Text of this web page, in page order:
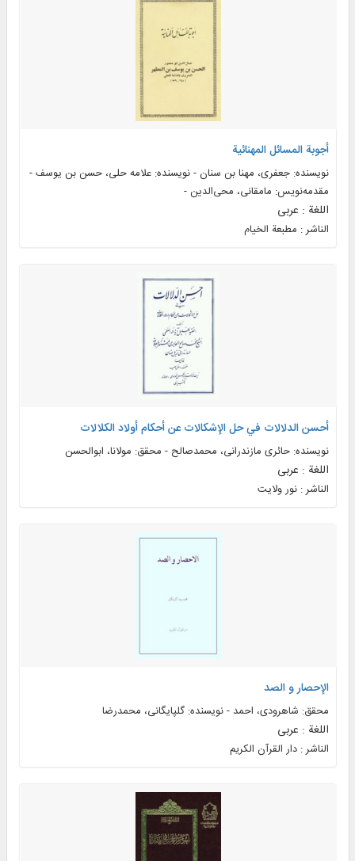
أجوبة المسائل المهنائیة
نویسنده: جعفری، مهنا بن‌ سنان - نویسنده: علامه حلی، حسن بن یوسف -
مقدمه‌نويس: مامقانی، محی‌الدین -
اللغة : عربی
الناشر : مطبعة الخيام
أحسن الدلالات في حل الإشکالات عن أحکام أولاد الکلالات
نویسنده: حائری مازندرانی، محمدصالح - محقق: مولانا، ابوالحسن
اللغة : عربی
الناشر : نور ولایت
الإحصار و الصد
محقق: شاهرودی، احمد - نویسنده: گلپایگانی، محمدرضا
اللغة : عربی
الناشر : دار القرآن الکريم